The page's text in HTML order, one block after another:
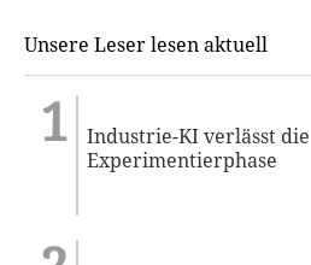
Unsere Leser lesen aktuell
Industrie-KI verlässt die
Experimentierphase